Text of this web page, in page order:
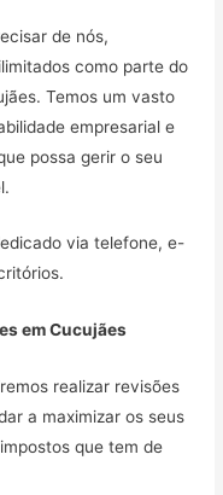
de nós,
como parte do
Temos um vasto
empresarial e
possa gerir o seu
via telefone, e-
emCucujães
realizar revisões
a maximizar os seus
que tem de